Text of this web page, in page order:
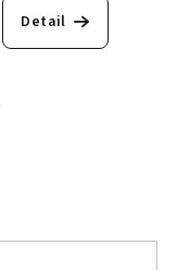
Detail